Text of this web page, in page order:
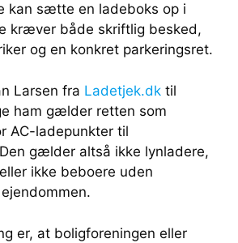
kan sætte en ladeboks op i
kræver både skriftlig besked,
og en konkret parkeringsret.
Larsen fra Ladetjek.dk til
ham gælder retten som
AC-ladepunkter til
gælder altså ikke lynladere,
ikke beboere uden
er, at boligforeningen eller